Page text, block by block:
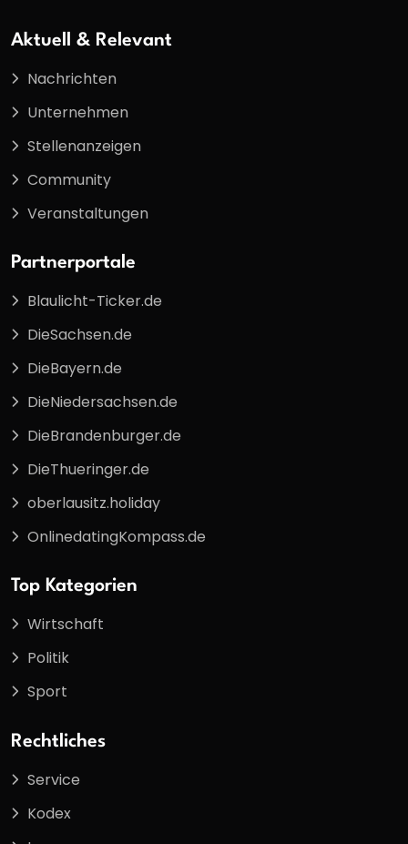
Aktuell & Relevant
Nachrichten
Unternehmen
Stellenanzeigen
Community
Veranstaltungen
Partnerportale
Blaulicht-Ticker.de
DieSachsen.de
DieBayern.de
DieNiedersachsen.de
DieBrandenburger.de
DieThueringer.de
oberlausitz.holiday
OnlinedatingKompass.de
Top Kategorien
Wirtschaft
Politik
Sport
Rechtliches
Service
Kodex